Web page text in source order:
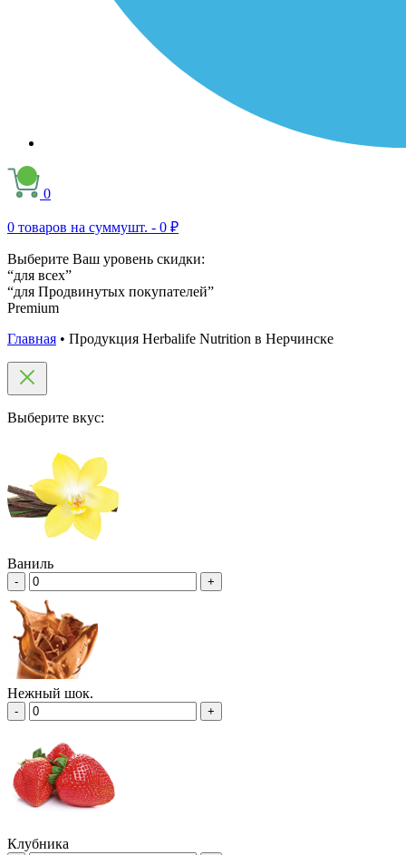
0
0 товаров на суммушт. - 0 ₽
Выберите Ваш уровень скидки:
“для всех”
“для Продвинутых покупателей”
Premium
Главная • Продукция Herbalife Nutrition в Нерчинске
Выберите вкус:
Ваниль
- +
Нежный шок.
- +
Клубника